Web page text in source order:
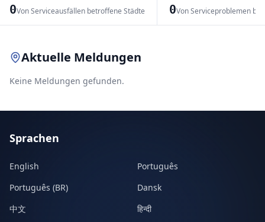
0Von Serviceausfällen betroffene Städte 0Von Serviceproblemen
Aktuelle Meldungen
Keine Meldungen gefunden.
Sprachen
English
Português
Português (BR)
Dansk
中文
हिन्दी